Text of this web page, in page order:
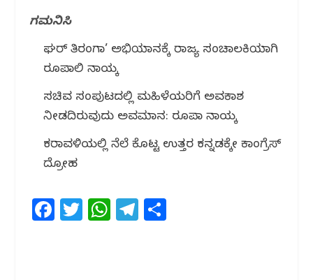
ಗಮನಿಸಿ
ಘರ್ ತಿರಂಗಾ’ ಅಭಿಯಾನಕ್ಕೆ ರಾಜ್ಯ ಸಂಚಾಲಕಿಯಾಗಿ
ರೂಪಾಲಿ ನಾಯ್ಕ
ಸಚಿವ ಸಂಪುಟದಲ್ಲಿ ಮಹಿಳೆಯರಿಗೆ ಅವಕಾಶ
ನೀಡದಿರುವುದು ಅವಮಾನ: ರೂಪಾ ನಾಯ್ಕ
ಕರಾವಳಿಯಲ್ಲಿ ನೆಲೆ ಕೊಟ್ಟ ಉತ್ತರ ಕನ್ನಡಕ್ಕೇ ಕಾಂಗ್ರೆಸ್
ದ್ರೋಹ
F T W T